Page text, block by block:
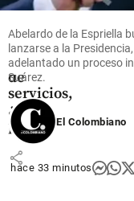
y Hospital
de Caldas,
Antioquia,
por cese
de
servicios,
¿qué
pasó?
share
Abelardo de la Espriella
lanzarse a la
adelantado un proceso
Suárez.
El Colombiano
hace 33 minutos